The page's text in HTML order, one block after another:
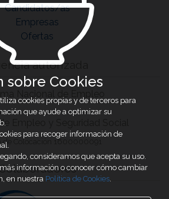
Candidatos/as
Empresas
Ofertas
autorizada
de Colocación 1600000091
Colaboradores
sobre Cookies
cookies propias y de terceros para
que ayude a optimizar su
para recoger información de
consideramos que acepta su uso.
información o conocer cómo cambiar
en nuestra Política de Cookies.